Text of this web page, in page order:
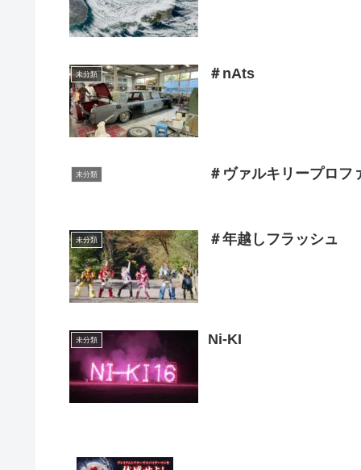
未分類 ＃nAts
未分類 ＃ヴァルキリープロフ
未分類 ＃年越しフラッシュ
未分類 Ni-KI